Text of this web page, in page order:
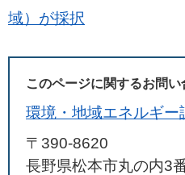
域）が採択
このページに関するお問い
環境・地域エネルギー
〒390-8620
長野県松本市丸の内3